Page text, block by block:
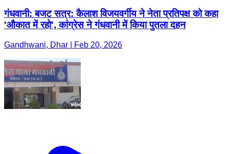
गंधवानी: बजट सत्र: कैलाश विजयवर्गीय ने नेता प्रतिपक्ष को कहा
'औकात में रहो', कांग्रेस ने गंधवानी में किया पुतला दहन
Gandhwani, Dhar | Feb 20, 2026